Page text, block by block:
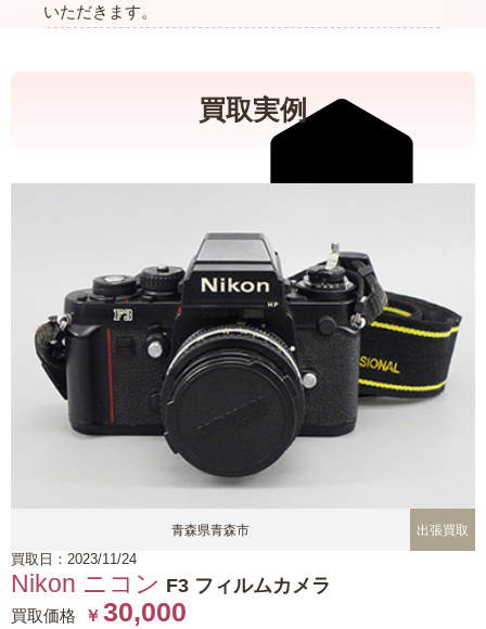
いただきます。
買取実例
青森県青森市 出張買取
買取日：2023/11/24
Nikon ニコン F3 フィルムカメラ
買取価格 ￥ 30,000